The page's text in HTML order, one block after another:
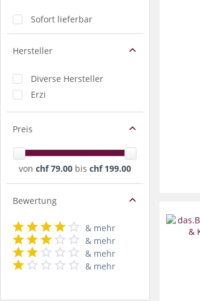
Sofort lieferbar
Hersteller
Diverse Hersteller
Erzi
Preis
von chf 79.00 bis chf 199.00
Bewertung
& mehr
& mehr
& mehr
& mehr